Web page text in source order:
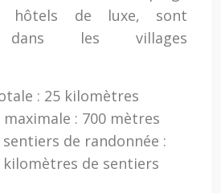
hôtels de luxe, sont
dans les villages
: 25 kilomètres
: 700 mètres
de randonnée :
kilomètres de sentiers